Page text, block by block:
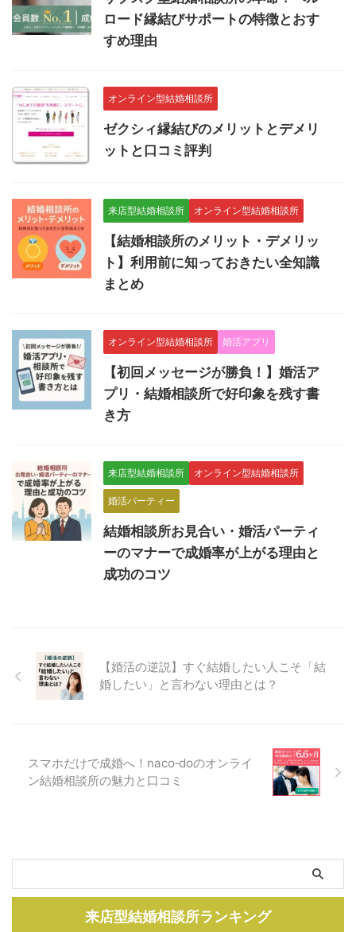
ロード縁結びサポートの特徴とおす
すめ理由
オンライン型結婚相談所
ゼクシィ縁結びのメリットとデメリ
ットと口コミ評判
来店型結婚相談所 オンライン型結婚相談所
【結婚相談所のメリット・デメリッ
ト】利用前に知っておきたい全知識
まとめ
オンライン型結婚相談所 婚活アプリ
【初回メッセージが勝負！】婚活ア
プリ・結婚相談所で好印象を残す書
き方
来店型結婚相談所 オンライン型結婚相談所
婚活パーティー
結婚相談所お見合い・婚活パーティ
ーのマナーで成婚率が上がる理由と
成功のコツ
【婚活の逆説】すぐ結婚したい人こそ「結
婚したい」と言わない理由とは？
スマホだけで成婚へ！naco‑doのオンライ
ン結婚相談所の魅力と口コミ
来店型結婚相談所ランキング